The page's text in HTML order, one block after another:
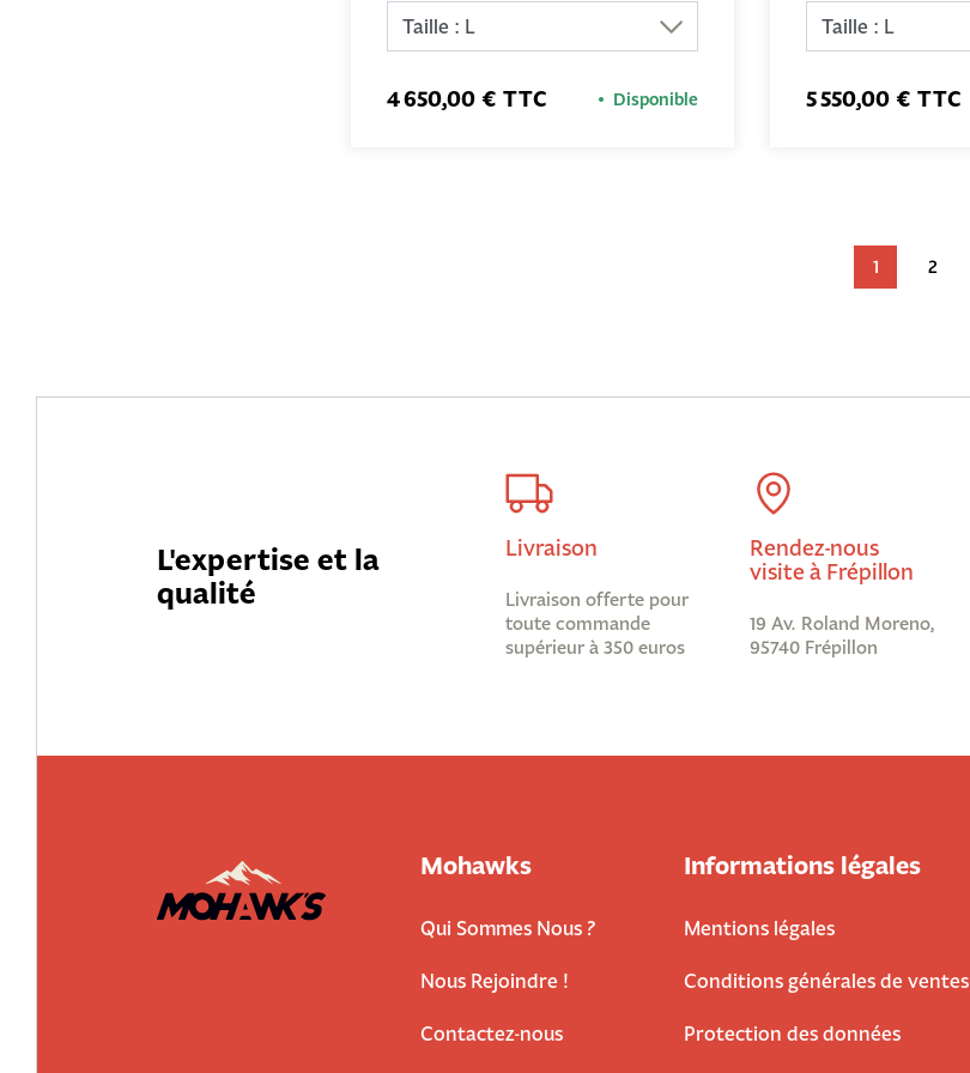
4 650,00 € TTC Disponible 5 550,00 € TTC
1 2
L'expertise et la
qualité
Livraison
Livraison offerte pour
toute commande
supérieur à 350 euros
Rendez-nous
visite à Frépillon
19 Av. Roland Moreno,
95740 Frépillon
Mohawks
Qui Sommes Nous ?
Nous Rejoindre !
Contactez-nous
Informations légales
Mentions légales
Conditions générales de ventes
Protection des données